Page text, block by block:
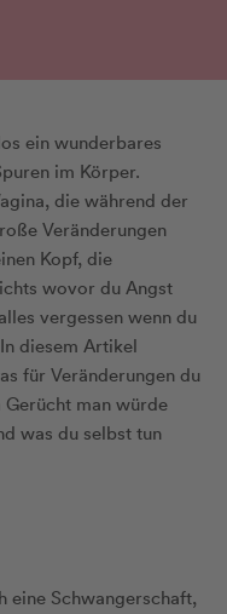
ein wunderbares
im Körper.
die während der
Veränderungen
Kopf, die
wovor du Angst
vergessen wenn du
diesem Artikel
für Veränderungen du
man würde
was du selbst tun
eine Schwangerschaft,